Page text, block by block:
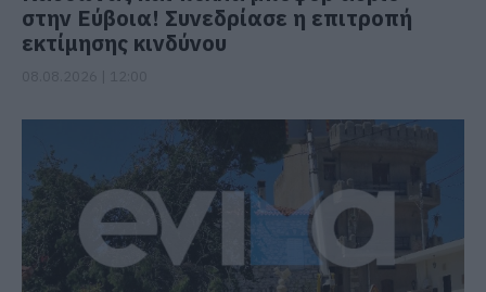
στην Εύβοια! Συνεδρίασε η επιτροπή
εκτίμησης κινδύνου